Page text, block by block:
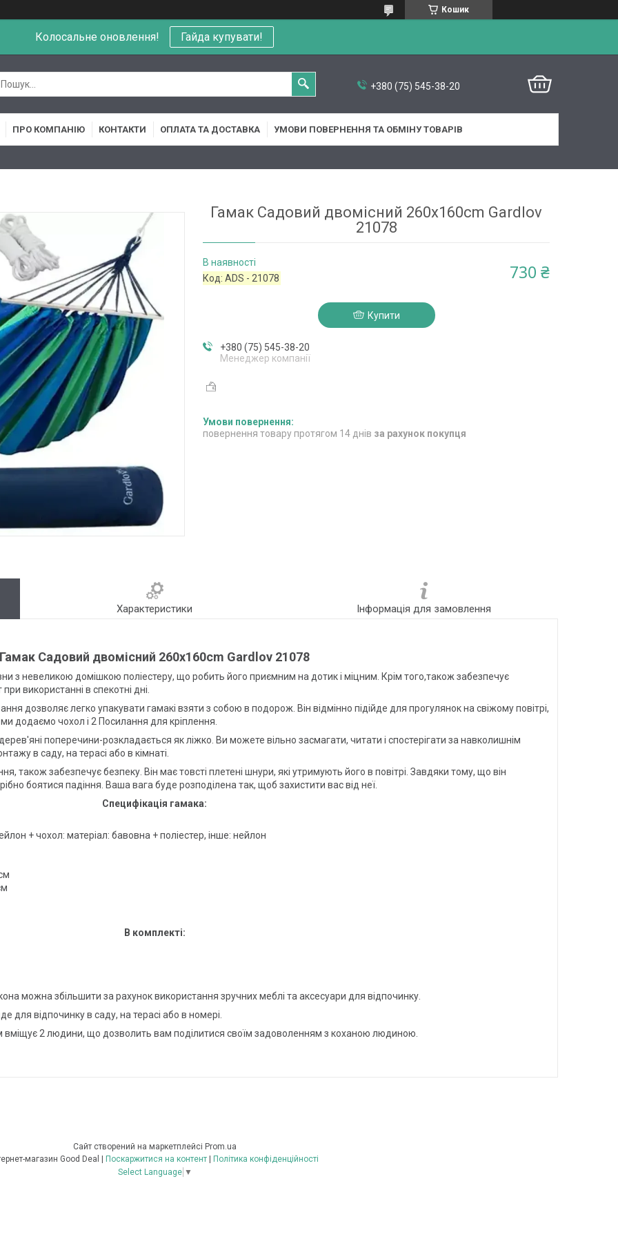
Кошик
Колосальне оновлення! Гайда купувати!
+380 (75) 545-38-20
ПРО КОМПАНІЮ КОНТАКТИ ОПЛАТА ТА ДОСТАВКА УМОВИ ПОВЕРНЕННЯ ТА ОБМІНУ ТОВАРІВ
Гамак Садовий двомісний 260x160cm Gardlov
21078
В наявності
Код:ADS - 21078 730 ₴
Купити
+380 (75) 545-38-20
Менеджер компанії
повернення товару протягом 14 днів за рахунок покупця
Характеристики Інформація для замовлення
Гамак Садовий двомісний 260x160cm Gardlov 21078
з невеликою домішкою поліестеру, що робить його приємним на дотик і міцним. Крім того,також забезпечує
використанні в спекотні дні.
дозволяє легко упакувати гамакі взяти з собою в подорож. Він відмінно підійде для прогулянок на свіжому повітрі,
додаємо чохол і 2 Посилання для кріплення.
поперечини-розкладається як ліжко. Ви можете вільно засмагати, читати і спостерігати за навколишнім
в саду, на терасі або в кімнаті.
також забезпечує безпеку. Він має товсті плетені шнури, які утримують його в повітрі. Завдяки тому, що він
боятися падіння. Ваша вага буде розподілена так, щоб захистити вас від неї.
Специфікація гамака:
+ чохол: матеріал: бавовна + поліестер, інше: нейлон
В комплекті:
можна збільшити за рахунок використання зручних меблі та аксесуари для відпочинку.
для відпочинку в саду, на терасі або в номері.
вміщує 2 людини, що дозволить вам поділитися своїм задоволенням з коханою людиною.
Сайт створений на маркетплейсі Prom.ua
Поскаржитися на контент
Політика конфіденційності
Select Language ▼